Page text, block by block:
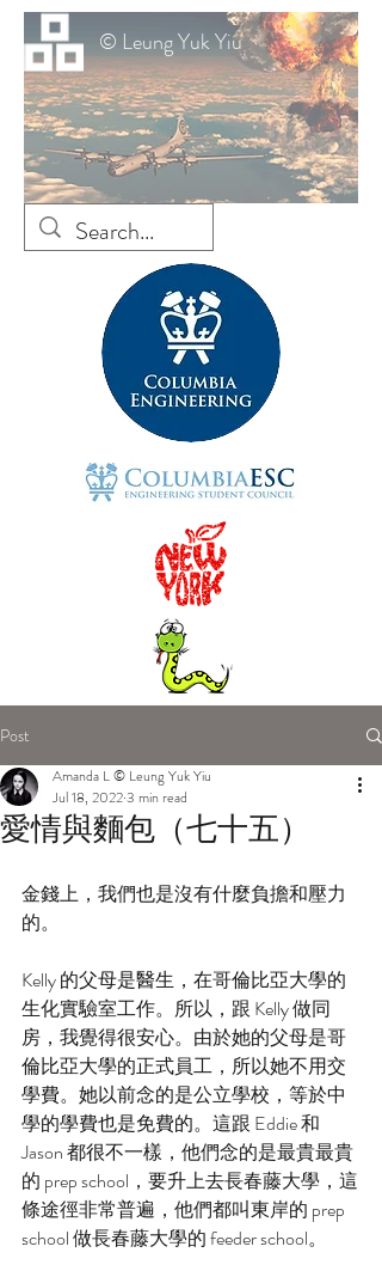
© Leung Yuk Yiu
Post
愛情與麵包（七十五）
Amanda L © Leung Yuk Yiu
Jul 18, 20223 min read
金錢上，我們也是沒有什麼負擔和壓力
的。
Kelly 的父母是醫生，在哥倫比亞大學的
生化實驗室工作。所以，跟 Kelly 做同
房，我覺得很安心。由於她的父母是哥
倫比亞大學的正式員工，所以她不用交
學費。她以前念的是公立學校，等於中
學的學費也是免費的。這跟 Eddie 和
Jason 都很不一樣，他們念的是最貴最貴
的 prep school，要升上去長春藤大學，這
條途徑非常普遍，他們都叫東岸的 prep
school 做長春藤大學的 feeder school。